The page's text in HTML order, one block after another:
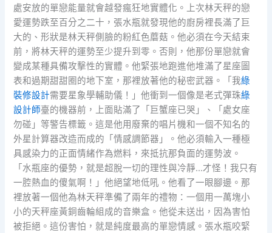
處安放的單戀能量就會越發瘋狂地實體化。上次林天秤的戀
愛運勢跌至百分之二十，張水瓶就發現他的廚房裡長滿了巨
大的、形狀是林天秤側臉的粉紅色蘑菇。他必須在今天結束
前，將林天秤的運勢至少提升到零。否則，他那份單戀就會
變成某種具備攻擊性的實體。他緊張地跑進他堆滿了星座圖
表和過期甜甜圈的地下室，那裡放著他的秘密武器。「我綠
裝修設計需要星象學輔助儀！」他衝到一個像是老式彈珠綠
設計師臺的機器前，上面貼滿了「巨蟹座已哭」、「處女座
勿碰」等警告標籤。這是他用廢棄的唱片機和一個不知名的
外星計算器改造而成的「情感調節器」。他必須輸入一種極
具感染力的正面情緒作為燃料，來抵抗那負面的運勢波。
「水瓶座的優勢，就是超脫一切的理性與冷靜…才怪！我只有
一腔熱血的傻氣啊！」他絕望地低吼。他看了一眼腳邊。那
裡放著一個他為林天秤準備了兩年的禮物：一個用一萬塊小
小的天秤座黃銅齒輪組成的音樂盒。他從未送出，因為害怕
被拒絕。這份害怕，就是純度最高的單戀情感。張水瓶咬緊